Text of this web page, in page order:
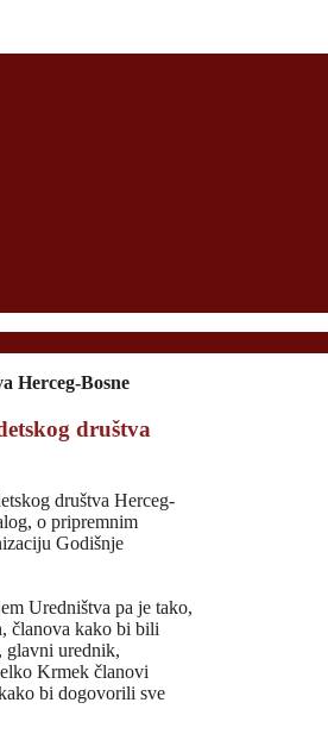
Herceg-Bosne
društva
društva Herceg-
o pripremnim
Godišnje
Uredništva pa je tako,
članova kako bi bili
glavni urednik,
Krmek članovi
bi dogovorili sve